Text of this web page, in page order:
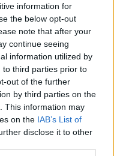
information for
the below opt-out
note that after your
continue seeing
information utilized by
to third parties prior to
out of the further
by third parties on the
This information may
on the IAB’s List of
disclose it to other
Κ. Μητσοτάκης:
της
ενεργοποίηση της
στις αγορές